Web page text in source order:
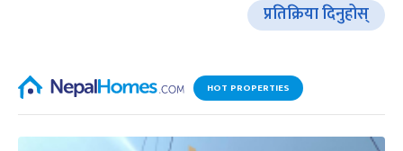
प्रतिक्रिया दिनुहोस्
HOT PROPERTIES